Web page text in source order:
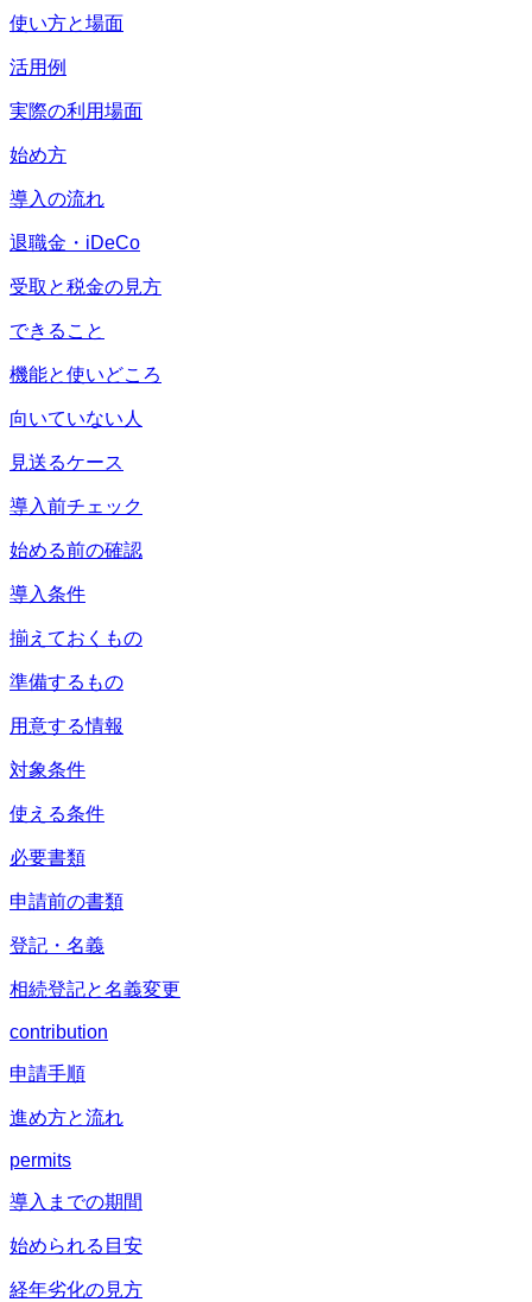
使い方と場面
活用例
実際の利用場面
始め方
導入の流れ
退職金・iDeCo
受取と税金の見方
できること
機能と使いどころ
向いていない人
見送るケース
導入前チェック
始める前の確認
導入条件
揃えておくもの
準備するもの
用意する情報
対象条件
使える条件
必要書類
申請前の書類
登記・名義
相続登記と名義変更
contribution
申請手順
進め方と流れ
permits
導入までの期間
始められる目安
経年劣化の見方